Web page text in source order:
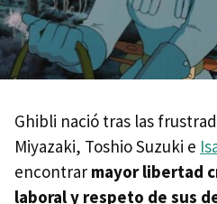
Ghibli nació tras las
Miyazaki, Toshio Suzuki e
encontrar mayor libertad
laboral y respeto de sus